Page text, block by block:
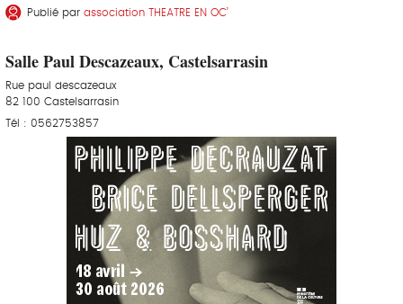
Publié par association THEATRE EN OC’
Salle Paul Descazeaux, Castelsarrasin
Rue paul descazeaux
82 100 Castelsarrasin
Tél : 0562753857